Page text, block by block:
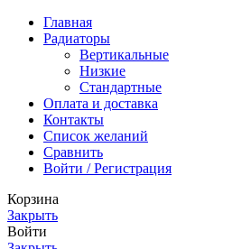
Главная
Радиаторы
Вертикальные
Низкие
Стандартные
Оплата и доставка
Контакты
Список желаний
Сравнить
Войти / Регистрация
Корзина
Закрыть
Войти